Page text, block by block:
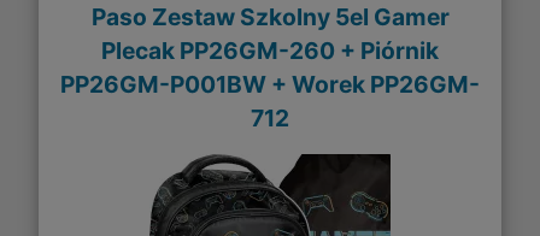
Paso Zestaw Szkolny 5el Gamer
Plecak PP26GM-260 + Piórnik
PP26GM-P001BW + Worek PP26GM-
712